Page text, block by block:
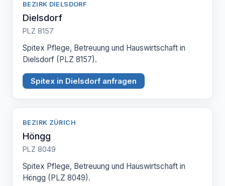
BEZIRK DIELSDORF
Dielsdorf
PLZ 8157
Spitex Pflege, Betreuung und Hauswirtschaft in
Dielsdorf (PLZ 8157).
Spitex in Dielsdorf anfragen
BEZIRK ZÜRICH
Höngg
PLZ 8049
Spitex Pflege, Betreuung und Hauswirtschaft in
Höngg (PLZ 8049).